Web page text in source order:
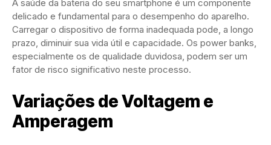
A saúde da bateria do seu smartphone é um componente
delicado e fundamental para o desempenho do aparelho.
Carregar o dispositivo de forma inadequada pode, a longo
prazo, diminuir sua vida útil e capacidade. Os power banks,
especialmente os de qualidade duvidosa, podem ser um
fator de risco significativo neste processo.
Variações de Voltagem e
Amperagem